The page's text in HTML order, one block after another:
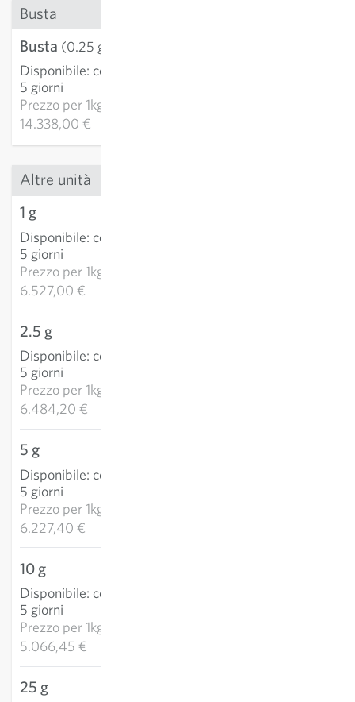
Busta
Busta (0.25 g)
Disponibile: consegna 3-
5 giorni
Prezzo per1kg:
14.338,00 €
Altre unità
1 g
Disponibile: consegna 3-
5 giorni
Prezzo per1kg:
6.527,00 €
2.5 g
Disponibile: consegna 3-
5 giorni
Prezzo per1kg:
6.484,20 €
5 g
Disponibile: consegna 3-
5 giorni
Prezzo per1kg:
6.227,40 €
10 g
Disponibile: consegna 3-
5 giorni
Prezzo per1kg:
5.066,45 €
25 g